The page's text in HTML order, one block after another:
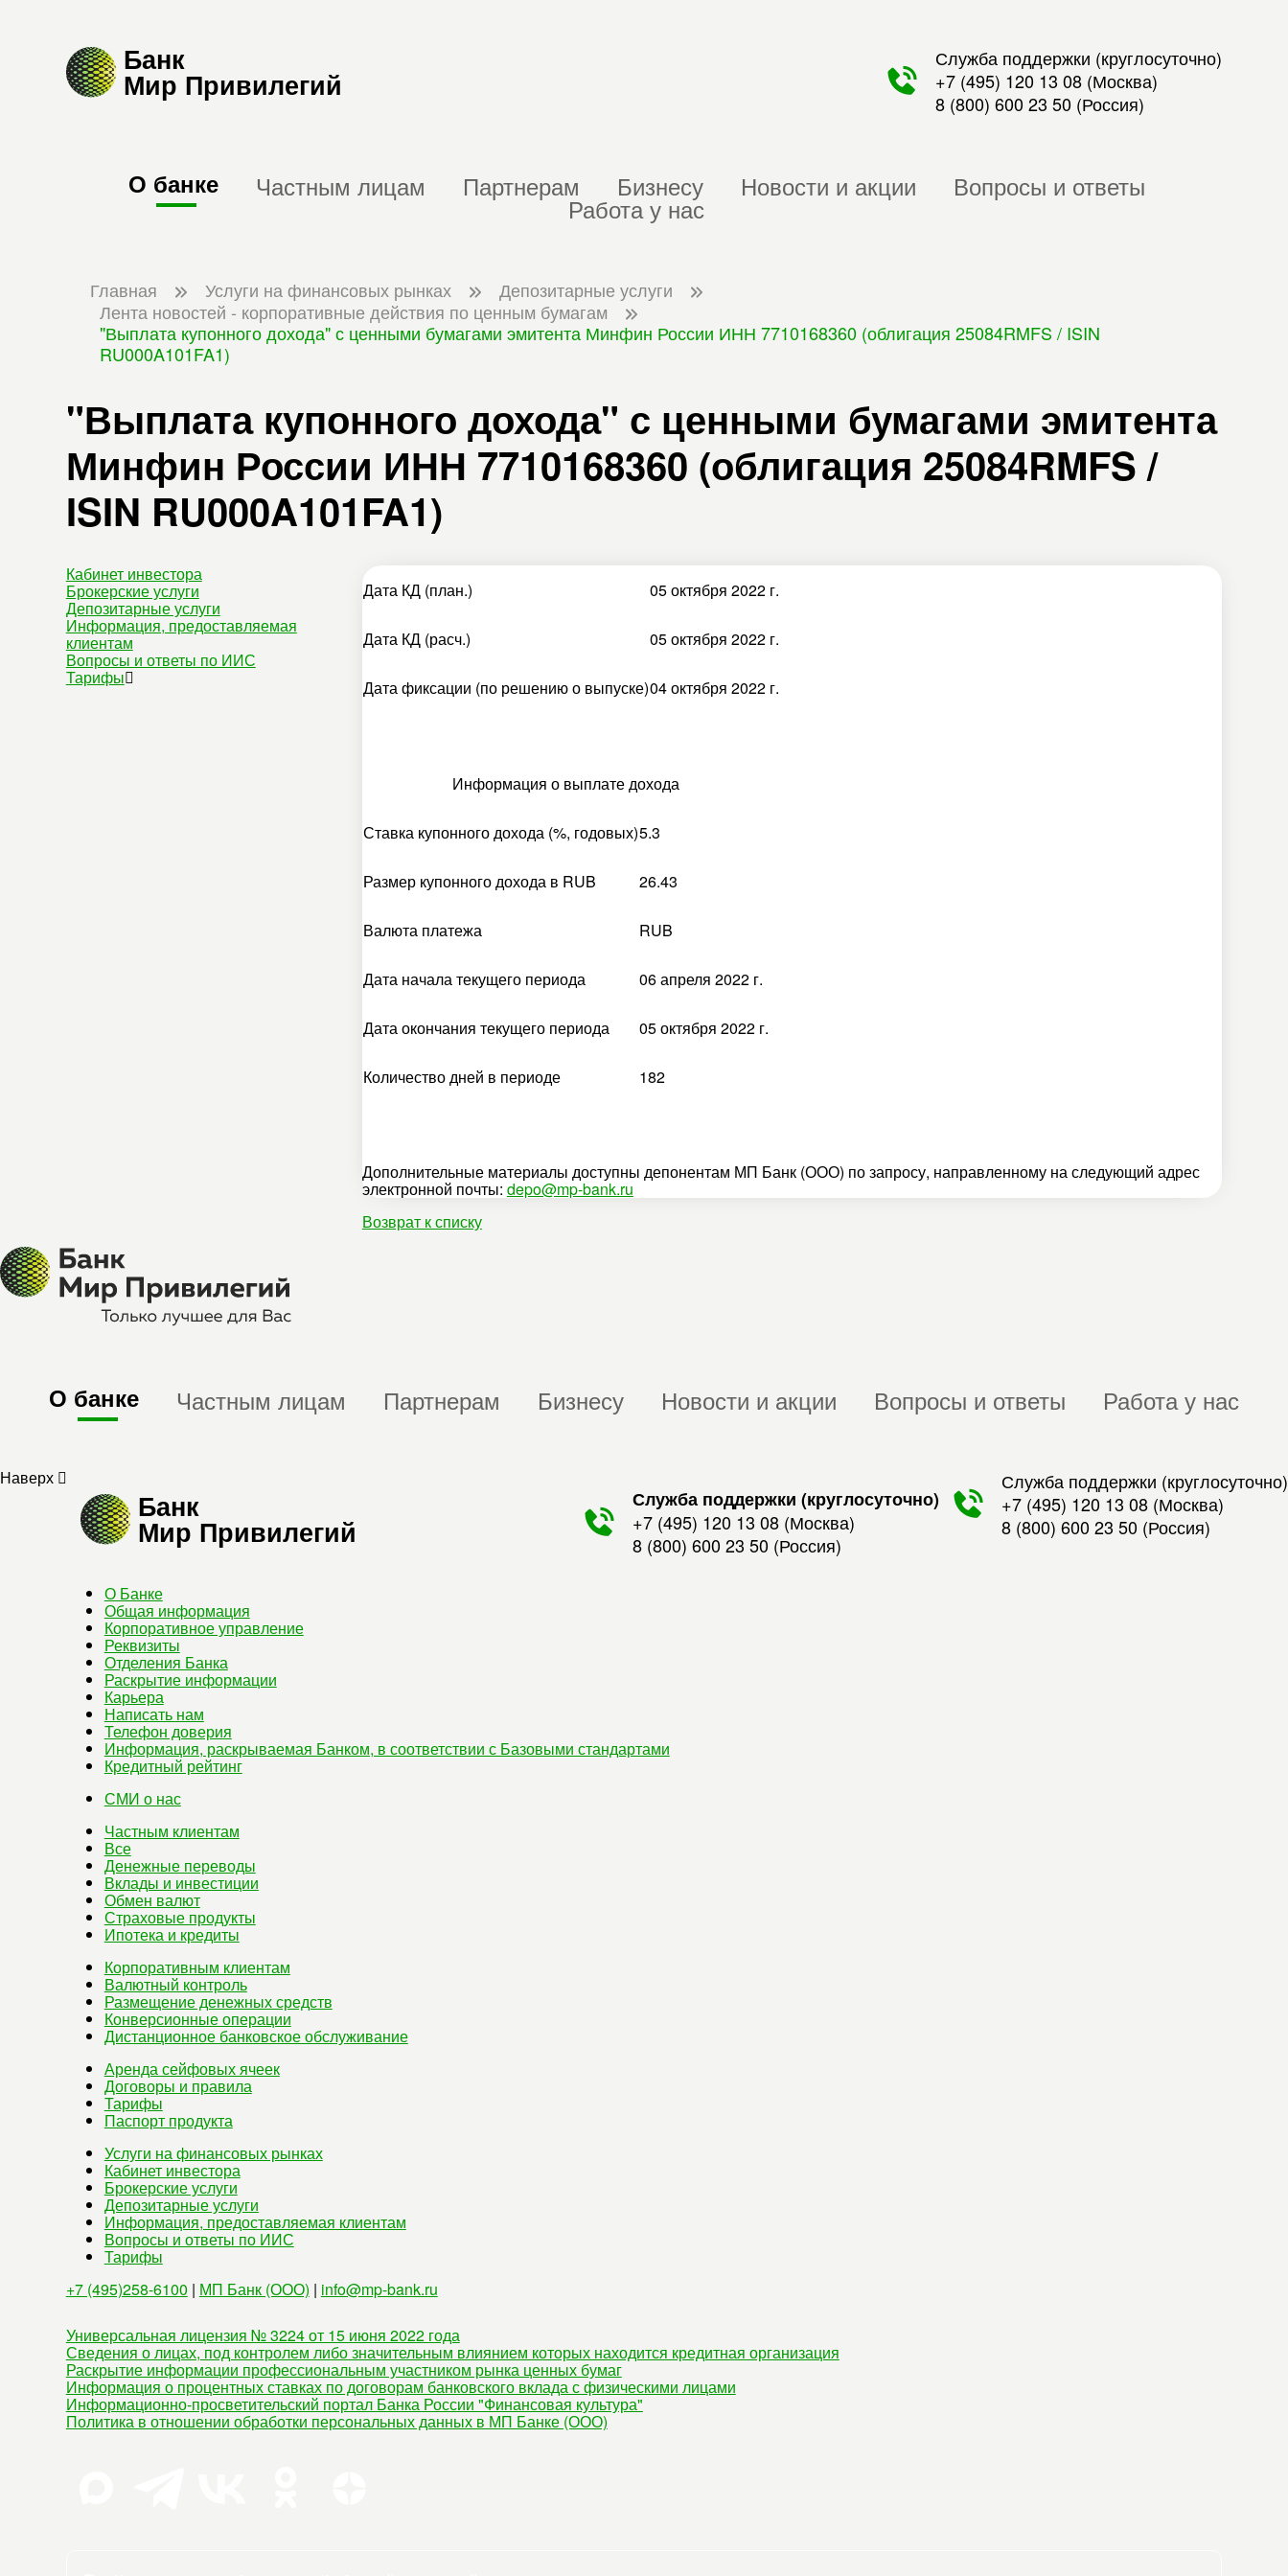
Банк
Мир Привилегий
Служба поддержки (круглосуточно)
+7 (495) 120 13 08 (Москва)
8 (800) 600 23 50 (Россия)
О банке Частным лицам Партнерам Бизнесу Новости и акции Вопросы и ответы
Работа у нас
Главная Услуги на финансовых рынках
Депозитарные услуги
Лента новостей - корпоративные действия по ценным бумагам
"Выплата купонного дохода" с ценными бумагами эмитента Минфин России ИНН 7710168360 (облигация 25084RMFS / ISIN
RU000A101FA1)
"Выплата купонного дохода" с ценными бумагами эмитента
Минфин России ИНН 7710168360 (облигация 25084RMFS /
ISIN RU000A101FA1)
Кабинет инвестора
Брокерские услуги
Депозитарные услуги
Информация, предоставляемая
клиентам
Вопросы и ответы по ИИС
Тарифы
Дата КД (план.) 05 октября 2022 г.
Дата КД (расч.) 05 октября 2022 г.
Дата фиксации (по решению о выпуске)04 октября 2022 г.
Информация о выплате дохода
Ставка купонного дохода (%, годовых)5.3
Размер купонного дохода в RUB 26.43
Валюта платежа RUB
Дата начала текущего периода 06 апреля 2022 г.
Дата окончания текущего периода 05 октября 2022 г.
Количество дней в периоде 182
Дополнительные материалы доступны депонентам МП Банк (ООО) по запросу, направленному на следующий адрес
электронной почты: depo@mp-bank.ru
Возврат к списку
О банке Частным лицам Партнерам Бизнесу Новости и акции Вопросы и ответы Работа у нас
Служба поддержки (круглосуточно)
+7 (495) 120 13 08 (Москва)
8 (800) 600 23 50 (Россия)
Наверх
Банк
Мир Привилегий
Служба поддержки (круглосуточно)
+7 (495) 120 13 08 (Москва)
8 (800) 600 23 50 (Россия)
О Банке
Общая информация
Корпоративное управление
Реквизиты
Отделения Банка
Раскрытие информации
Карьера
Написать нам
Телефон доверия
Информация, раскрываемая Банком, в соответствии с Базовыми стандартами
Кредитный рейтинг
СМИ о нас
Частным клиентам
Все
Денежные переводы
Вклады и инвестиции
Обмен валют
Страховые продукты
Ипотека и кредиты
Корпоративным клиентам
Валютный контроль
Размещение денежных средств
Конверсионные операции
Дистанционное банковское обслуживание
Аренда сейфовых ячеек
Договоры и правила
Тарифы
Паспорт продукта
Услуги на финансовых рынках
Кабинет инвестора
Брокерские услуги
Депозитарные услуги
Информация, предоставляемая клиентам
Вопросы и ответы по ИИС
Тарифы
+7 (495)258-6100 | МП Банк (ООО) | info@mp-bank.ru
Универсальная лицензия № 3224 от 15 июня 2022 года
Сведения о лицах, под контролем либо значительным влиянием которых находится кредитная организация
Раскрытие информации профессиональным участником рынка ценных бумаг
Информация о процентных ставках по договорам банковского вклада с физическими лицами
Информационно-просветительский портал Банка России "Финансовая культура"
Политика в отношении обработки персональных данных в МП Банке (ООО)